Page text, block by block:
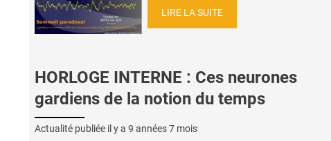
LIRE LA SUITE
HORLOGE INTERNE : Ces neurones
gardiens de la notion du temps
Actualité publiée il y a 9 années 7 mois